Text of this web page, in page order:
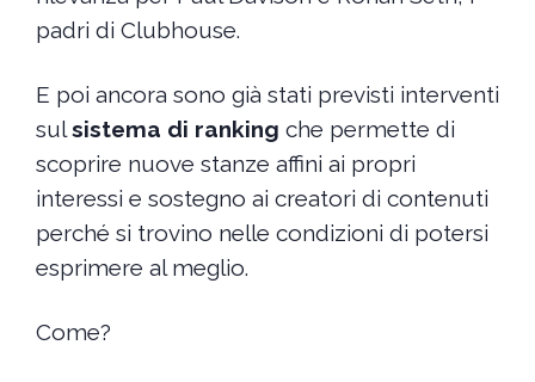
padri di Clubhouse.
E poi ancora sono già stati previsti interventi
sulsistema di ranking che permette di
scoprire nuove stanze affini ai propri
interessi e sostegno ai creatori di contenuti
perché si trovino nelle condizioni di potersi
esprimere al meglio.
Come?